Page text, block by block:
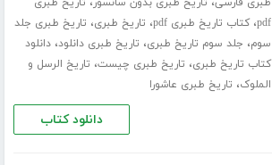
pdf،کتاب تاریخ طبری pdf ، تاریخ طبری، تاریخ طبری جلد
سوم، جلد سوم تاریخ طبری، تاریخ طبری دانلود،دانلود
کتاب تاریخ طبری، تاریخ طبری چیست، تاریخ الرسل و
الملوک، تاریخ طبری عاشورا
دانلود کتاب